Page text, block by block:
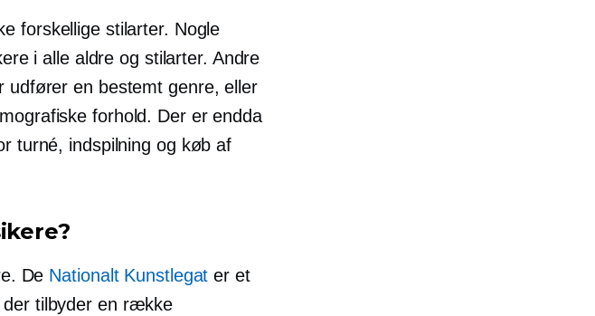
forskellige stilarter. Nogle
i alle aldre og stilarter. Andre
udfører en bestemt genre, eller
forhold. Der er endda
turné, indspilning og køb af
De Nationalt Kunstlegat er et
der tilbyder en række